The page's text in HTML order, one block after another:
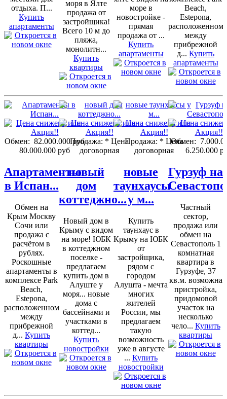
отдыха. П...
Купить
апартаменты
моря в Ялте
продажа от
застройщика!
Всего 10 м до
пляжа,
монолитн...
Купить
квартиры
море в
новостройке -
прямая
продажа от ...
Купить
апартаменты
Beach,
Estepona,
расположенном
между
прибрежной
д... Купить
апартаменты
Обмен: 82.000.000 руб
80.000.000 руб
Апартаменты
в Испан...
Обмен на
Крым Москву
Сочи или
продажа с
расчётом в
рублях.
Роскошные
апартаменты в
комплексе Park
Beach,
Estepona,
расположенном
между
прибрежной
д... Купить
квартиры
Продажа: * Цена
договорная
новый
дом
коттеджно...
Новый дом в
Крыму с видом
на море! ЮБК
в коттеджном
поселке -
предлагаем
купить дом в
Алуште у
моря... новые
дома с
бассейнами и
участками в
коттед...
Купить
новостройки
Продажа: * Цена
договорная
новые
таунхаусы
у м...
Купить
таунхаус в
Крыму на ЮБК
от
застройщика,
рядом с
городом
Алушта - мечта
многих
жителей
России, мы
предлагаем
такую
возможность
уже в августе
... Купить
новостройки
Обмен:
6.250.000
Гурзуф на
Частный
сектор,
продажа или
обмен на
Севастополь 1
комнатная
квартира в
Гурзуфе, 37
кв.м. возможна
пристройка,
придомовой
участок на
несколько
чело... Купить
квартиры